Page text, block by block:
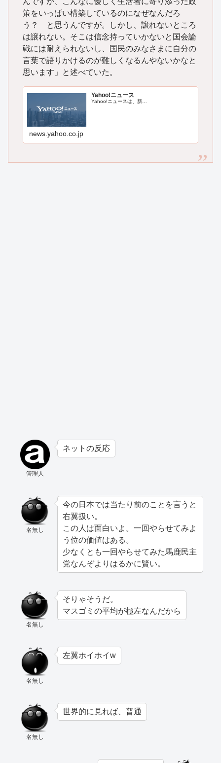
策をいっぱい構築しているのになぜなんだろ
う？ と思うんですが。しかし、譲れないところ
は譲れない。そこは信念持っていかないと国会論
戦には耐えられないし、国民のみなさまに自分の
言葉で語りかけるのが難しくなるんやないかなと
思います」と述べていた。
Yahoo!ニュース
Yahoo!ニュースは、新…
news.yahoo.co.jp
管理人
ネットの反応
名無し
今の日本では当たり前のことを言うと
右翼扱い。
この人は面白いよ。一回やらせてみよ
う位の価値はある。
少なくとも一回やらせてみた馬鹿民主
党なんぞよりはるかに賢い。
名無し
そりゃそうだ。
マスゴミの平均が極左なんだから
名無し
左翼ホイホイw
名無し
世界的に見れば、普通